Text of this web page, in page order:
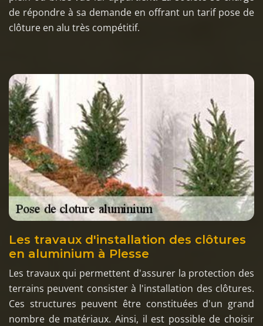
de répondre à sa demande en offrant un tarif pose de
clôture en alu très compétitif.
Les travaux d'installation des clôtures
en aluminium à Plesse
Les travaux qui permettent d'assurer la protection des
terrains peuvent consister à l'installation des clôtures.
Ces structures peuvent être constituées d'un grand
nombre de matériaux. Ainsi, il est possible de choisir